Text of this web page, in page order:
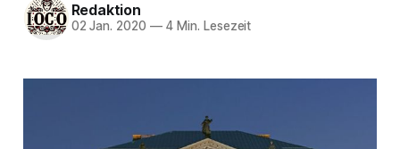
Redaktion
02 Jan. 2020 —4 Min. Lesezeit